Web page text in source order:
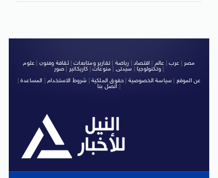
مصر عرب عالم اقتصاد رياضة |تقارير ومتابعات|ثقافة وفنون
علوم
وتكنولوجيا| سيدتى منوعات كاريكاتير صور
|
عن الموقع
سياسة الخصوصية حقوق الملكية شروط الاستخدام| المساعدة|
اتصل بنا